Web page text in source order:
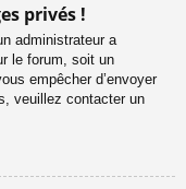
privés !
administrateur a
le forum, soit un
empêcher d’envoyer
veuillez contacter un